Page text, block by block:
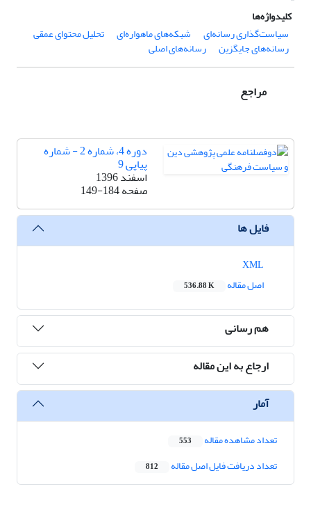
کلیدواژه‌ها
سیاست‌گذاری رسانه‌ای
شبکه‌های ماهواره‌ای تحلیل محتوای عمقی
رسانه‌های جایگزین رسانه‌های اصلی
مراجع
دوره 4، شماره 2 - شماره
پیاپی 9
اسفند 1396
صفحه149-184
فایل ها
اصل مقاله
536.88 K
هم رسانی
ارجاع به این مقاله
آمار
تعداد مشاهده مقاله 553
تعداد دریافت فایل اصل مقاله 812